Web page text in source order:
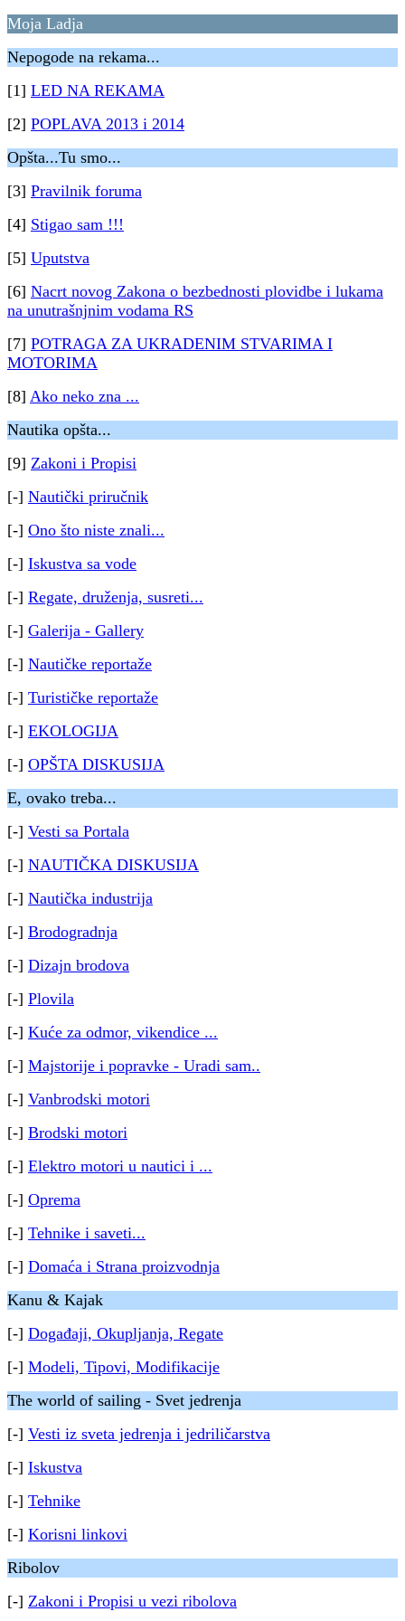
Moja Ladja
Nepogode na rekama...
[1] LED NA REKAMA
[2] POPLAVA 2013 i 2014
Opšta...Tu smo...
[3] Pravilnik foruma
[4] Stigao sam !!!
[5] Uputstva
[6] Nacrt novog Zakona o bezbednosti plovidbe i lukama
na unutrašnjnim vodama RS
[7] POTRAGA ZA UKRADENIM STVARIMA I
MOTORIMA
[8] Ako neko zna ...
Nautika opšta...
[9] Zakoni i Propisi
[-] Nautički priručnik
[-] Ono što niste znali...
[-] Iskustva sa vode
[-] Regate, druženja, susreti...
[-] Galerija - Gallery
[-] Nautičke reportaže
[-] Turističke reportaže
[-] EKOLOGIJA
[-] OPŠTA DISKUSIJA
E, ovako treba...
[-] Vesti sa Portala
[-] NAUTIČKA DISKUSIJA
[-] Nautička industrija
[-] Brodogradnja
[-] Dizajn brodova
[-] Plovila
[-] Kuće za odmor, vikendice ...
[-] Majstorije i popravke - Uradi sam..
[-] Vanbrodski motori
[-] Brodski motori
[-] Elektro motori u nautici i ...
[-] Oprema
[-] Tehnike i saveti...
[-] Domaća i Strana proizvodnja
Kanu & Kajak
[-] Događaji, Okupljanja, Regate
[-] Modeli, Tipovi, Modifikacije
The world of sailing - Svet jedrenja
[-] Vesti iz sveta jedrenja i jedriličarstva
[-] Iskustva
[-] Tehnike
[-] Korisni linkovi
Ribolov
[-] Zakoni i Propisi u vezi ribolova